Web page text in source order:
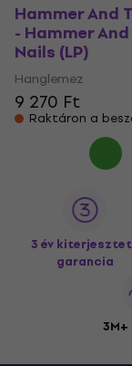
Hammer And
- Hammer
Nails (LP)
Hanglemez
9 270 Ft
Raktáron a
3 év
garancia